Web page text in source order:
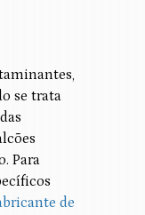
se trata
Para
de